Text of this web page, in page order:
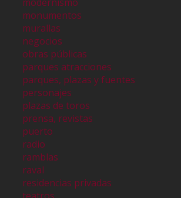
monumentos
murallas
negocios
obras públicas
parques atracciones
parques, plazas y fuentes
personajes
plazas de toros
prensa, revistas
puerto
radio
ramblas
raval
residencias privadas